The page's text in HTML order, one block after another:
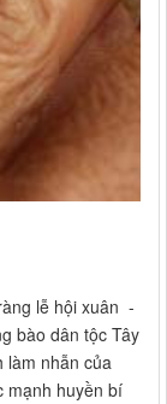
lễ hội xuân -
bào dân tộc Tây
làm nhẫn của
mạnh huyền bí